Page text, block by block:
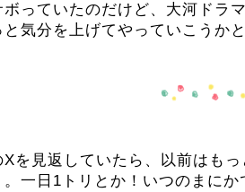
ボっていたのだけど、大河ドラ
と気分を上げてやっていこうか
Xを見返していたら、以前はも
。一日1トリとか！いつのまに